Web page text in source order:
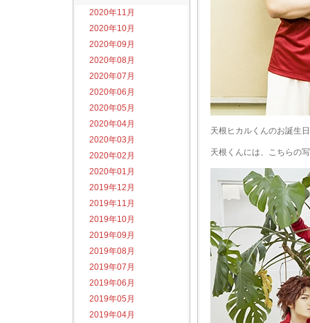
2020年11月
2020年10月
2020年09月
2020年08月
2020年07月
2020年06月
2020年05月
2020年04月
2020年03月
2020年02月
2020年01月
2019年12月
2019年11月
2019年10月
2019年09月
2019年08月
2019年07月
2019年06月
2019年05月
2019年04月
天根ヒカルくんのお誕生
天根くんには、こちらの